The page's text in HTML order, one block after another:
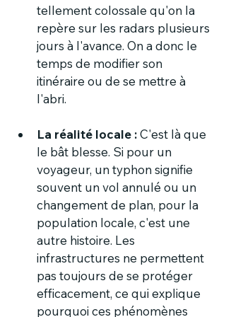
tellement colossale qu'on la
repère sur les radars plusieurs
jours à l'avance. On a donc le
temps de modifier son
itinéraire ou de se mettre à
l'abri.
La réalité locale : C'est là que
le bât blesse. Si pour un
voyageur, un typhon signifie
souvent un vol annulé ou un
changement de plan, pour la
population locale, c'est une
autre histoire. Les
infrastructures ne permettent
pas toujours de se protéger
efficacement, ce qui explique
pourquoi ces phénomènes